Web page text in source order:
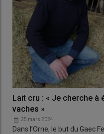
Lait cru : « Je cherche à
vaches »
25 mars 2024
Dans l’Orne, le but du Gaec